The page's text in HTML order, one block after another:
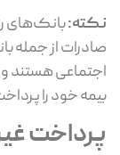
نکته:بانک‌های
صادرات از جمله
اجتماعی هستند
بیمه خود را
پرداخت